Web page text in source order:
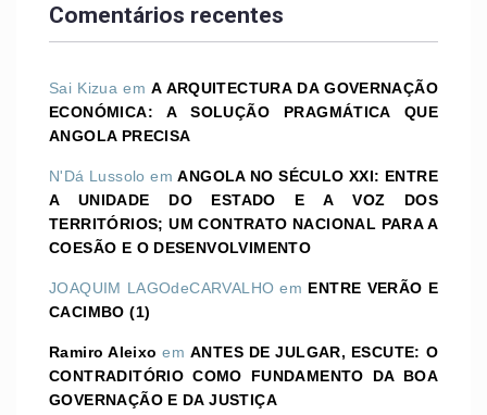
Comentários recentes
Sai Kizua emA ARQUITECTURA DA GOVERNAÇÃO
ECONÓMICA: A SOLUÇÃO PRAGMÁTICA QUE
ANGOLA PRECISA
N'Dá Lussolo emANGOLA NO SÉCULO XXI: ENTRE
A UNIDADE DO ESTADO E A VOZ DOS
TERRITÓRIOS; UM CONTRATO NACIONAL PARA A
COESÃO E O DESENVOLVIMENTO
JOAQUIM LAGOdeCARVALHO em ENTRE VERÃO E
CACIMBO (1)
Ramiro Aleixo emANTES DE JULGAR, ESCUTE: O
CONTRADITÓRIO COMO FUNDAMENTO DA BOA
GOVERNAÇÃO E DA JUSTIÇA